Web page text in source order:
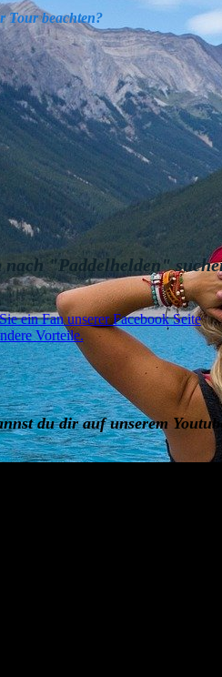
Tour beachten?
nach "Paddelhelden"
ein Fan unserer Facebook Seite
Vorteile.
du dir auf unserem